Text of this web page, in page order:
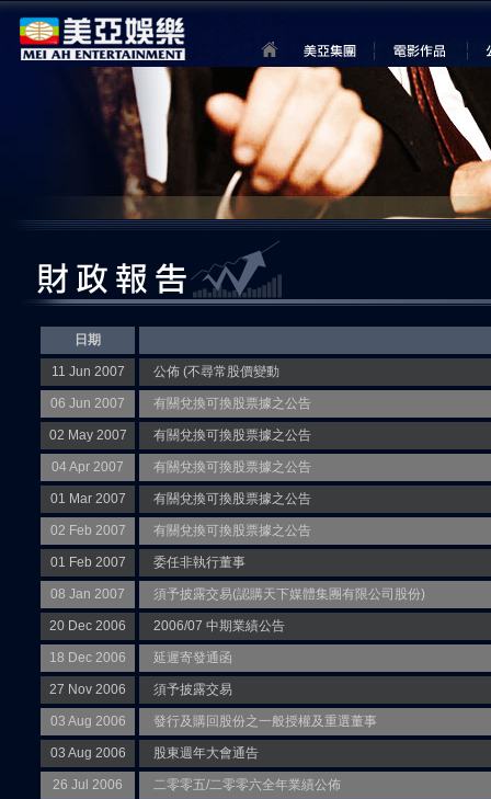
日期
11 Jun 2007 公佈 (不尋常股價變動
06 Jun 2007 有關兌換可換股票據之公告
02 May 2007 有關兌換可換股票據之公告
04 Apr 2007 有關兌換可換股票據之公告
01 Mar 2007 有關兌換可換股票據之公告
02 Feb 2007 有關兌換可換股票據之公告
01 Feb 2007 委任非執行董事
08 Jan 2007 須予披露交易(認購天下媒體集團有限公司股份)
20 Dec 2006 2006/07 中期業績公告
18 Dec 2006 延遲寄發通函
27 Nov 2006 須予披露交易
03 Aug 2006 發行及購回股份之一般授權及重選董事
03 Aug 2006 股東週年大會通告
26 Jul 2006 二零零五/二零零六全年業績公佈